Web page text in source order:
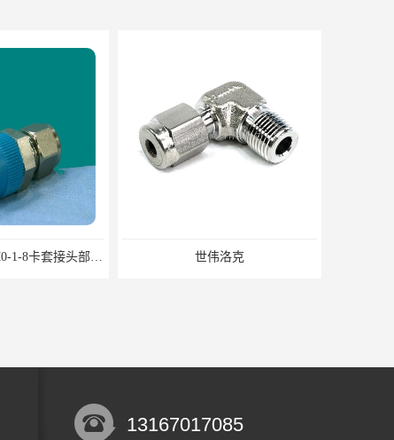
世伟洛克SS-10M0-1-8卡套接头部分现货 世伟洛克
13167017085